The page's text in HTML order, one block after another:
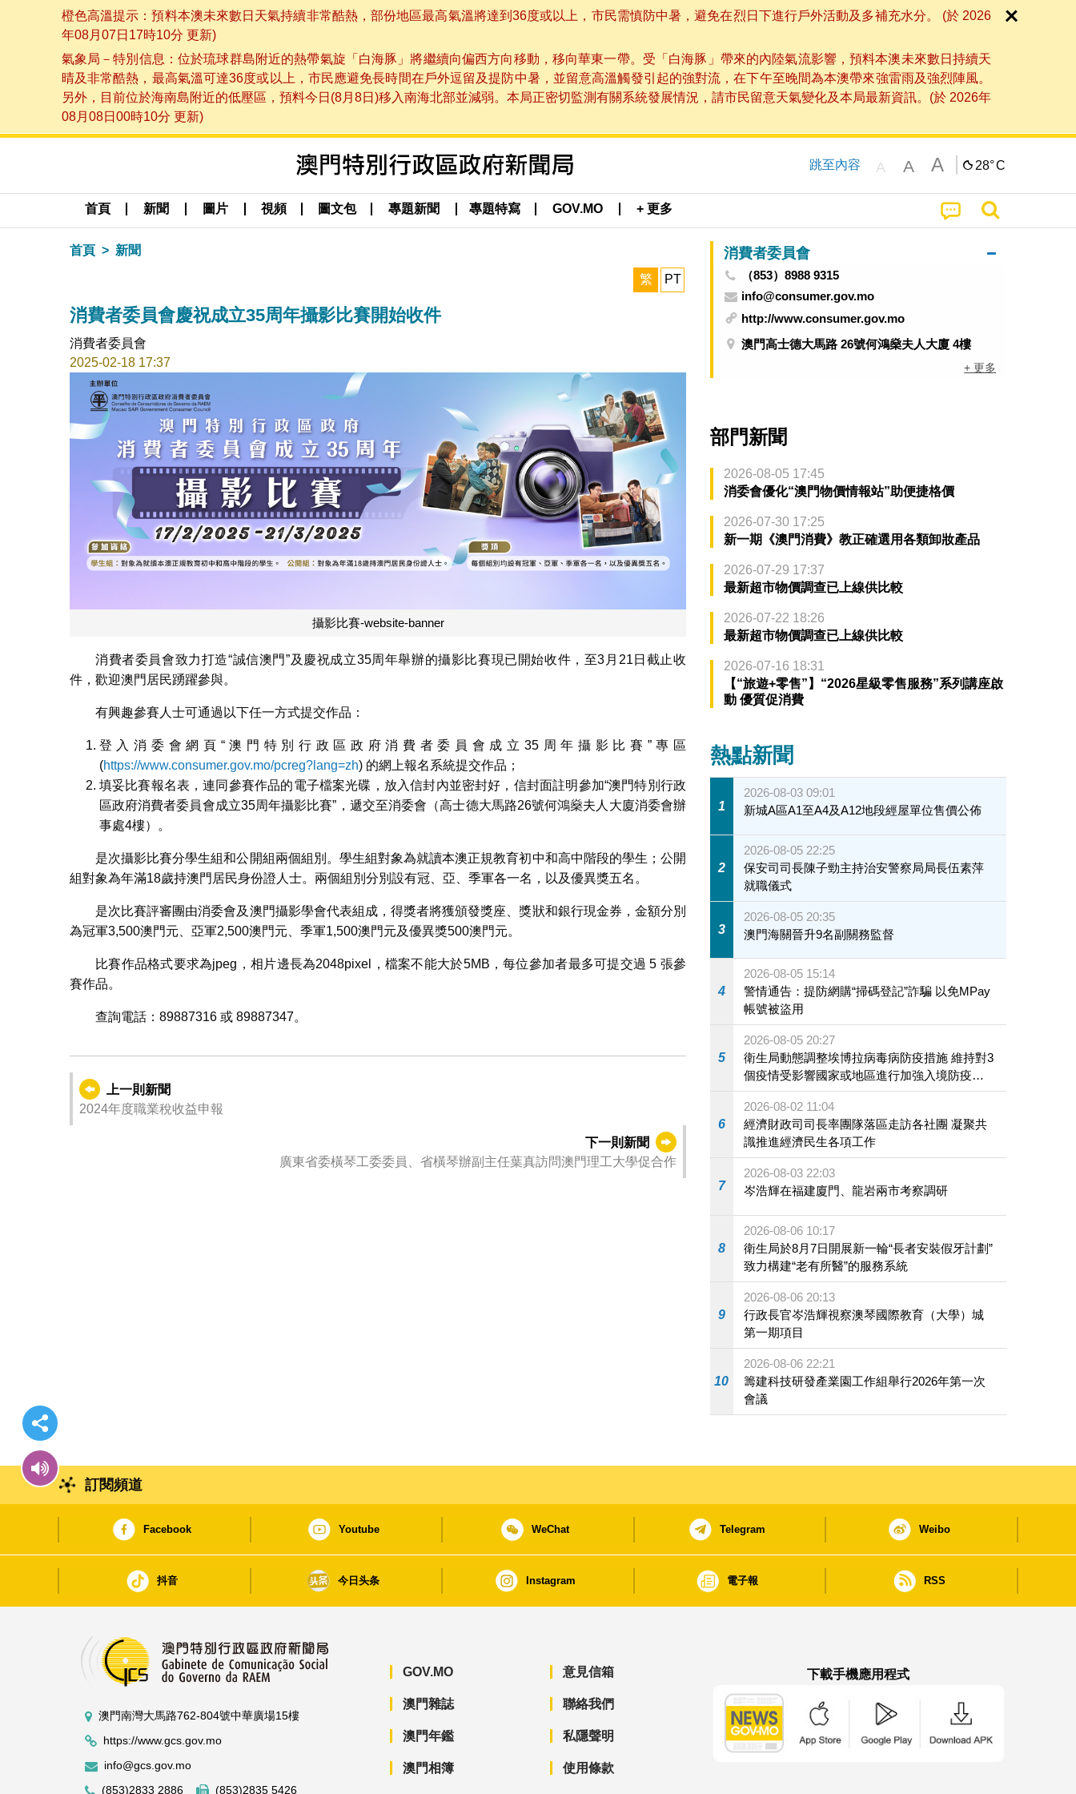
橙色高溫提示：預料本澳未來數日天氣持續非常酷熱，部份地區最高氣溫將達到36度或以上，市民需慎防中暑，避免在烈日下進行戶外活動及多補充水分。 (於 2026
年08月07日17時10分 更新)
氣象局－特別信息：位於琉球群島附近的熱帶氣旋「白海豚」將繼續向偏西方向移動，移向華東一帶。受「白海豚」帶來的內陸氣流影響，預料本澳未來數日持續天
晴及非常酷熱，最高氣溫可達36度或以上，市民應避免長時間在戶外逗留及提防中暑，並留意高溫觸發引起的強對流，在下午至晚間為本澳帶來強雷雨及強烈陣風。
另外，目前位於海南島附近的低壓區，預料今日(8月8日)移入南海北部並減弱。本局正密切監測有關系統發展情況，請市民留意天氣變化及本局最新資訊。(於 2026年
08月08日00時10分 更新)
跳至內容 A A A 28°C
首頁 新聞 圖片 視頻 圖文包 專題新聞 專題特寫 GOV.MO + 更多
首頁 新聞
繁 PT
消費者委員會慶祝成立35周年攝影比賽開始收件
消費者委員會
2025-02-18 17:37
攝影比賽-website-banner
消費者委員會致力打造“誠信澳門”及慶祝成立35周年舉辦的攝影比賽現已開始收件，至3月21日截止收
件，歡迎澳門居民踴躍參與。
有興趣參賽人士可通過以下任一方式提交作品：
登入消委會網頁“澳門特別行政區政府消費者委員會成立35周年攝影比賽”專區
(https://www.consumer.gov.mo/pcreg?lang=zh) 的網上報名系統提交作品；
填妥比賽報名表，連同參賽作品的電子檔案光碟，放入信封內並密封好，信封面註明參加“澳門特別行政
區政府消費者委員會成立35周年攝影比賽”，遞交至消委會（高士德大馬路26號何鴻燊夫人大廈消委會辦
事處4樓）。
是次攝影比賽分學生組和公開組兩個組別。學生組對象為就讀本澳正規教育初中和高中階段的學生；公開
組對象為年滿18歲持澳門居民身份證人士。兩個組別分別設有冠、亞、季軍各一名，以及優異獎五名。
是次比賽評審團由消委會及澳門攝影學會代表組成，得獎者將獲頒發獎座、獎狀和銀行現金券，金額分別
為冠軍3,500澳門元、亞軍2,500澳門元、季軍1,500澳門元及優異獎500澳門元。
比賽作品格式要求為jpeg，相片邊長為2048pixel，檔案不能大於5MB，每位參加者最多可提交過 5 張參
賽作品。
查詢電話：89887316 或 89887347。
上一則新聞
2024年度職業稅收益申報
下一則新聞
廣東省委橫琴工委委員、省橫琴辦副主任葉真訪問澳門理工大學促合作
消費者委員會
（853）8988 9315
info@consumer.gov.mo
http://www.consumer.gov.mo
澳門高士德大馬路 26號何鴻燊夫人大廈 4樓
+ 更多
部門新聞
2026-08-05 17:45
消委會優化“澳門物價情報站”助便捷格價
2026-07-30 17:25
新一期《澳門消費》教正確選用各類卸妝產品
2026-07-29 17:37
最新超市物價調查已上線供比較
2026-07-22 18:26
最新超市物價調查已上線供比較
2026-07-16 18:31
【“旅遊+零售”】“2026星級零售服務”系列講座啟
動 優質促消費
熱點新聞
1
2026-08-03 09:01
新城A區A1至A4及A12地段經屋單位售價公佈
2
2026-08-05 22:25
保安司司長陳子勁主持治安警察局局長伍素萍
就職儀式
3
2026-08-05 20:35
澳門海關晉升9名副關務監督
4
2026-08-05 15:14
警情通告：提防網購“掃碼登記”詐騙 以免MPay
帳號被盜用
5
2026-08-05 20:27
衛生局動態調整埃博拉病毒病防疫措施 維持對3
個疫情受影響國家或地區進行加強入境防疫措
施
6
2026-08-02 11:04
經濟財政司司長率團隊落區走訪各社團 凝聚共
識推進經濟民生各項工作
7
2026-08-03 22:03
岑浩輝在福建廈門、龍岩兩市考察調研
8
2026-08-06 10:17
衛生局於8月7日開展新一輪“長者安裝假牙計劃”
致力構建“老有所醫”的服務系統
9
2026-08-06 20:13
行政長官岑浩輝視察澳琴國際教育（大學）城
第一期項目
10
2026-08-06 22:21
籌建科技研發產業園工作組舉行2026年第一次
會議
訂閱頻道
Facebook Youtube WeChat Telegram Weibo
抖音 今日头条 Instagram 電子報 RSS
澳門南灣大馬路762-804號中華廣場15樓
https://www.gcs.gov.mo
info@gcs.gov.mo
(853)2833 2886
(853)2835 5426
GOV.MO
澳門雜誌
澳門年鑑
澳門相簿
意見信箱
聯絡我們
私隱聲明
使用條款
下載手機應用程式